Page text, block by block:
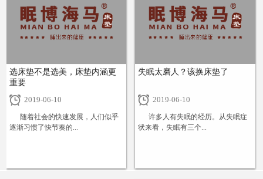
选床垫不是选美，床垫内涵更
重要
2019-06-10
随着社会的快速发展，人们似乎
逐渐习惯了快节奏的...
失眠太磨人？该换床垫了
2019-06-10
许多人有失眠的经历。从失眠症
状来看，失眠有三个...